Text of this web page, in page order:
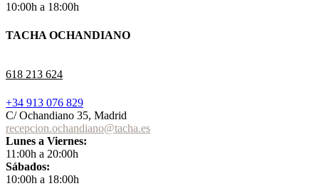
10:00h a 18:00h
TACHA OCHANDIANO
618 213 624
+34 913 076 829
C/ Ochandiano 35, Madrid
recepcion.ochandiano@tacha.es
Lunes a Viernes:
11:00h a 20:00h
Sábados:
10:00h a 18:00h